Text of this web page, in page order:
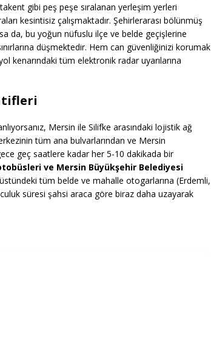
gibi peş peşe sıralanan yerleşim yerleri
kesintisiz çalışmaktadır. Şehirlerarası bölünmüş
da, bu yoğun nüfuslu ilçe ve belde geçişlerine
düşmektedir. Hem can güvenliğinizi korumak
kenarındaki tüm elektronik radar uyarılarına
Mersin ile Silifke arasındaki lojistik ağ
tüm ana bulvarlarından ve Mersin
geç saatlere kadar her 5-10 dakikada bir
ve Mersin Büyükşehir Belediyesi
tüm belde ve mahalle otogarlarına (Erdemli,
süresi şahsi araca göre biraz daha uzayarak